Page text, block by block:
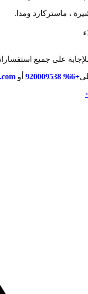
، ماستركارد ومدا.
على جميع
+966 920009538 أو